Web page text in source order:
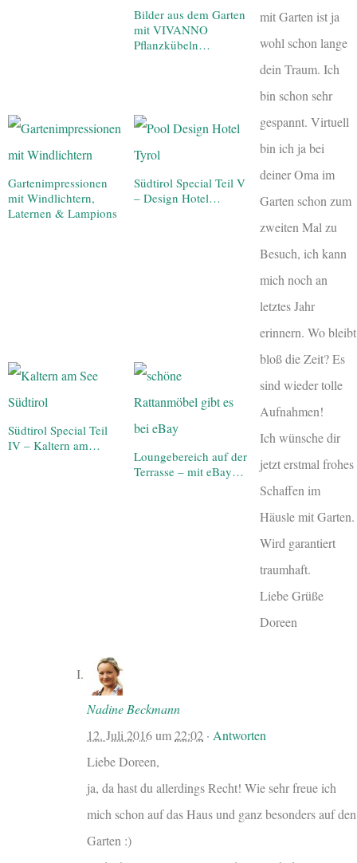
Bilder aus dem Garten
mit VIVANNO
Pflanzkübeln…
Gartenimpressionen
mit Windlichtern,
Laternen & Lampions
Südtirol Special Teil V
– Design Hotel…
Südtirol Special Teil
IV – Kaltern am…
Loungebereich auf der
Terrasse – mit eBay…
mit Garten ist ja
wohl schon lange
dein Traum. Ich
bin schon sehr
gespannt. Virtuell
bin ich ja bei
deiner Oma im
Garten schon zum
zweiten Mal zu
Besuch, ich kann
mich noch an
letztes Jahr
erinnern. Wo bleibt
bloß die Zeit? Es
sind wieder tolle
Aufnahmen!
Ich wünsche dir
jetzt erstmal frohes
Schaffen im
Häusle mit Garten.
Wird garantiert
traumhaft.
Liebe Grüße
Doreen
Nadine Beckmann
12. Juli 2016um22:02 · Antworten
Liebe Doreen,
ja, da hast du allerdings Recht! Wie sehr freue ich
mich schon auf das Haus und ganz besonders auf den
Garten :)